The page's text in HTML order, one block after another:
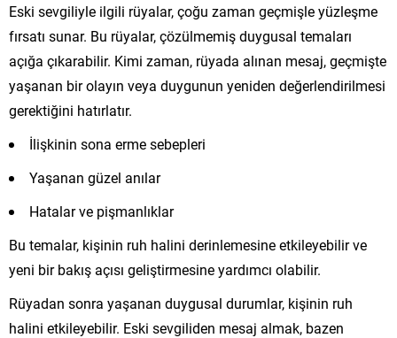
Eski sevgiliyle ilgili rüyalar, çoğu zaman geçmişle yüzleşme
fırsatı sunar. Bu rüyalar, çözülmemiş duygusal temaları
açığa çıkarabilir. Kimi zaman, rüyada alınan mesaj, geçmişte
yaşanan bir olayın veya duygunun yeniden değerlendirilmesi
gerektiğini hatırlatır.
İlişkinin sona erme sebepleri
Yaşanan güzel anılar
Hatalar ve pişmanlıklar
Bu temalar, kişinin ruh halini derinlemesine etkileyebilir ve
yeni bir bakış açısı geliştirmesine yardımcı olabilir.
Rüyadan sonra yaşanan duygusal durumlar, kişinin ruh
halini etkileyebilir. Eski sevgiliden mesaj almak, bazen